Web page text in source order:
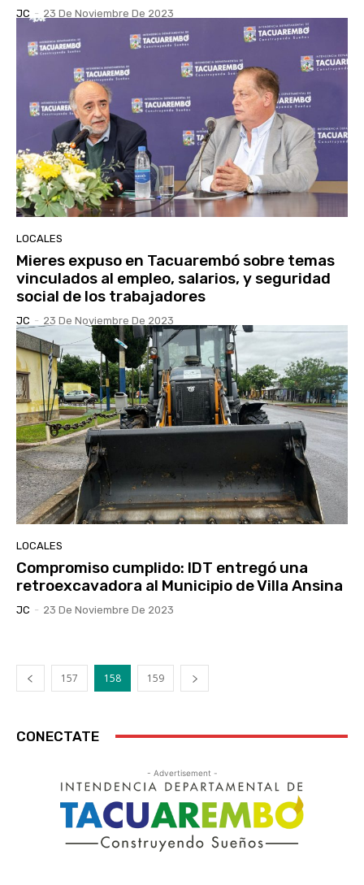
JC - 23 De Noviembre De 2023
LOCALES
Mieres expuso en Tacuarembó sobre temas
vinculados al empleo, salarios, y seguridad
social de los trabajadores
JC - 23 De Noviembre De 2023
LOCALES
Compromiso cumplido: IDT entregó una
retroexcavadora al Municipio de Villa Ansina
JC - 23 De Noviembre De 2023
157 158 159
CONECTATE
- Advertisement -